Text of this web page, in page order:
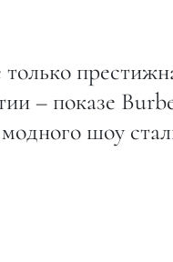
– показе
шоу